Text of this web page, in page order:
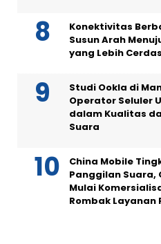
Konektivitas
Susun Arah
yang Lebih Cerdas
Studi Ookla di
Operator Seluler
dalam Kualitas
Suara
China Mobile
Panggilan Suara,
Mulai
Rombak Layanan